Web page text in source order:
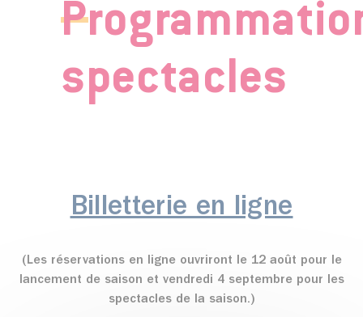
spectacles
Billetterie en ligne
(Les réservations en ligne ouvriront le 12 août pour le
lancement de saison et vendredi 4 septembre pour les
spectacles de la saison.)